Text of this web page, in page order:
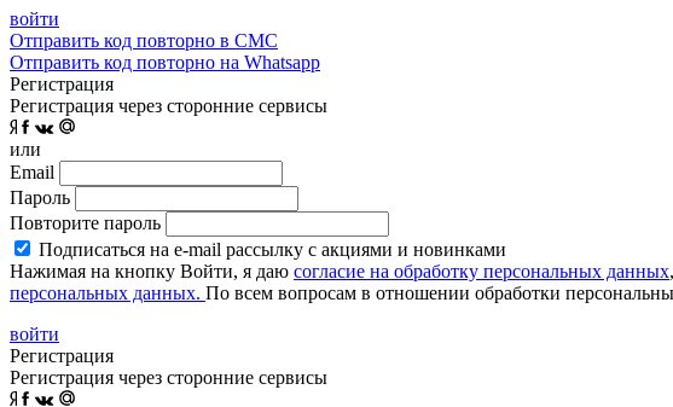
войти
Отправить код повторно в СМС
Отправить код повторно на Whatsapp
Регистрация
Регистрация через сторонние сервисы
или
Email
Пароль
Повторите пароль
Подписаться на e-mail рассылку с акциями и новинками
Нажимая на кнопку Войти, я даю согласие на обработку персональных данных
персональных данных. По всем вопросам в отношении обработки
войти
Регистрация
Регистрация через сторонние сервисы